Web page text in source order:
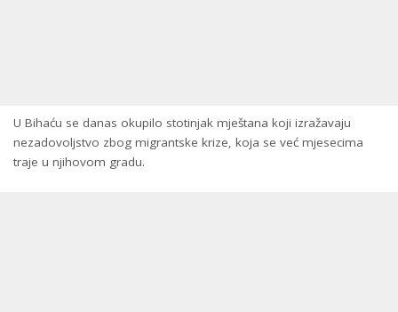
U Bihaću se danas okupilo stotinjak mještana koji izražavaju
nezadovoljstvo zbog migrantske krize, koja se već mjesecima
traje u njihovom gradu.